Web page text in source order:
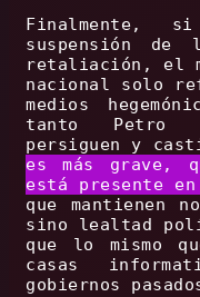
Finalmente,
suspensión de
retaliación, el
nacional solo
medios
tanto Petro
persiguen y
es más grave,
está presente
que mantienen
sino lealtad
que lo mismo
casas
gobiernos